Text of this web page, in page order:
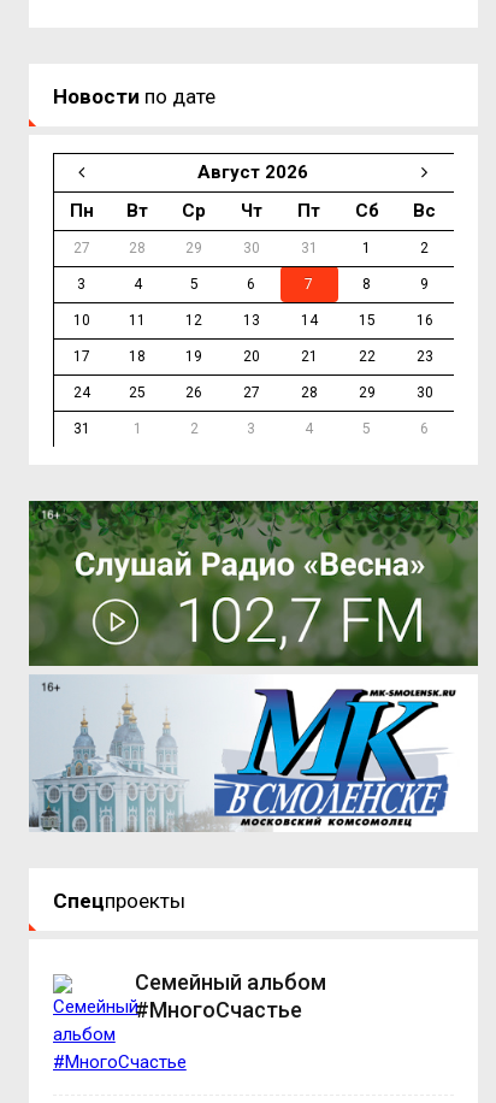
В центре Смоленска ограничат
«Ночная
Новости по дате
Август 2026
Пн
Вт Ср Чт Пт Сб Вс
27 28 29 30 31 1 2
3 4 5 6 7 8 9
10 11 12 13 14 15 16
17 18 19 20 21 22 23
24 25 26 27 28 29 30
31 1 2 3 4 5 6
Спецпроекты
Семейный альбом
#МногоСчастье